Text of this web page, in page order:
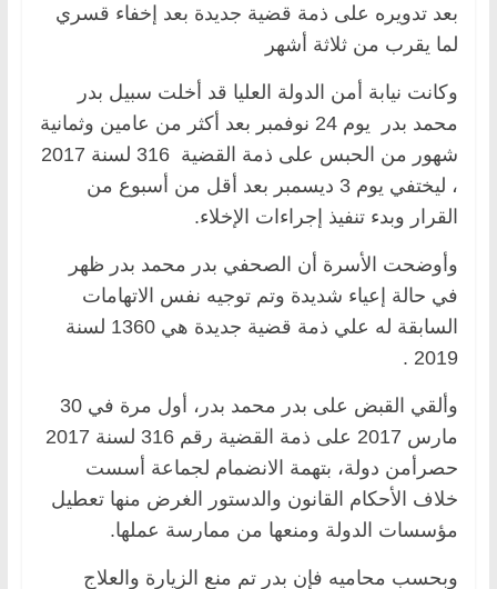
بعد تدويره على ذمة قضية جديدة بعد إخفاء قسري
لما يقرب من ثلاثة أشهر
وكانت نيابة أمن الدولة العليا قد أخلت سبيل بدر
محمد بدر يوم 24 نوفمبر بعد أكثر من عامين وثمانية
شهور من الحبس على ذمة القضية 316 لسنة 2017
، ليختفي يوم 3 ديسمبر بعد أقل من أسبوع من
القرار وبدء تنفيذ إجراءات الإخلاء.
وأوضحت الأسرة أن الصحفي بدر محمد بدر ظهر
في حالة إعياء شديدة وتم توجيه نفس الاتهامات
السابقة له علي ذمة قضية جديدة هي 1360 لسنة
2019 .
وألقي القبض على بدر محمد بدر، أول مرة في 30
مارس 2017 على ذمة القضية رقم 316 لسنة 2017
حصرأمن دولة، بتهمة الانضمام لجماعة أسست
خلاف الأحكام القانون والدستور الغرض منها تعطيل
مؤسسات الدولة ومنعها من ممارسة عملها.
وبحسب محاميه فإن بدر تم منع الزيارة والعلاج